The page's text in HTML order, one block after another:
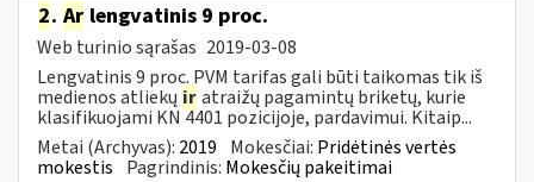
2. Ar lengvatinis 9 proc.
Web turinio sąrašas 2019-03-08
Lengvatinis 9 proc. PVM tarifas gali būti taikomas tik iš
medienos atliekų iratraižų pagamintų briketų, kurie
klasifikuojami KN 4401 pozicijoje, pardavimui. Kitaip...
Metai (Archyvas): 2019 Mokesčiai: Pridėtinės vertės
mokestis Pagrindinis: Mokesčių pakeitimai